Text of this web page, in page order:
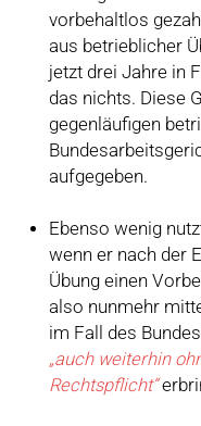
vorbehaltlos
aus betrieblicher
jetzt drei Jahre in
das nichts. Diese
gegenläufigen
aufgegeben.
Ebenso wenig
wenn er nach der
Übung einen
also nunmehr
im Fall des
„auch weiterhin
Rechtspflicht“